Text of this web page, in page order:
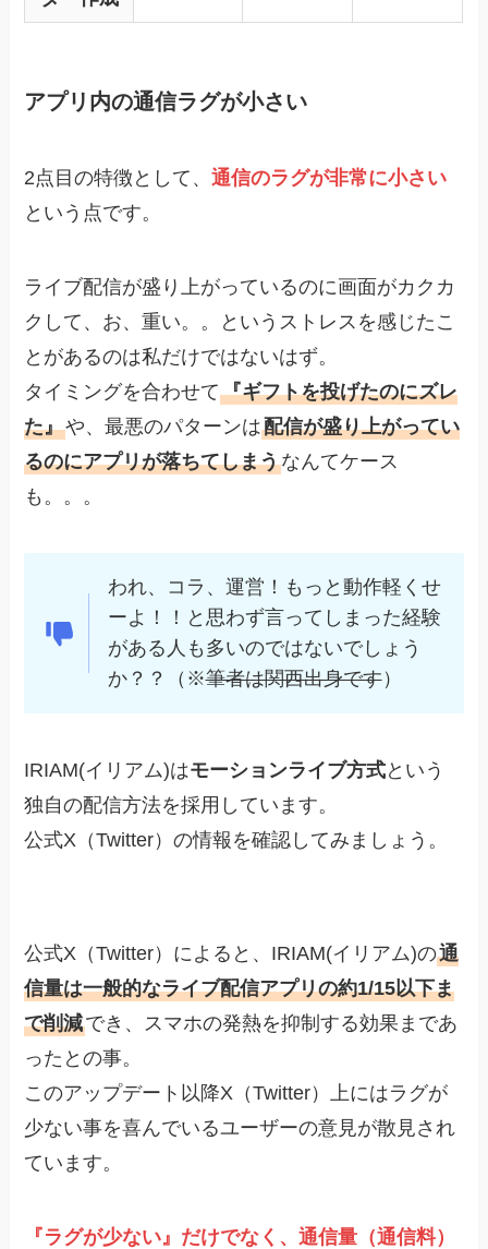
アプリ内の通信ラグが小さい
2点目の特徴として、通信のラグが非常に小さい
という点です。
ライブ配信が盛り上がっているのに画面がカクカ
クして、お、重い。。というストレスを感じたこ
とがあるのは私だけではないはず。
タイミングを合わせて『ギフトを投げたのにズレ
た』や、最悪のパターンは配信が盛り上がってい
るのにアプリが落ちてしまうなんてケース
も。。。
われ、コラ、運営！もっと動作軽くせ
ーよ！！と思わず言ってしまった経験
がある人も多いのではないでしょう
か？？（※筆者は関西出身です）
IRIAM(イリアム)はモーションライブ方式という
独自の配信方法を採用しています。
公式X（Twitter）の情報を確認してみましょう。
公式X（Twitter）によると、IRIAM(イリアム)の通
信量は一般的なライブ配信アプリの約1/15以下ま
で削減でき、スマホの発熱を抑制する効果まであ
ったとの事。
このアップデート以降X（Twitter）上にはラグが
少ない事を喜んでいるユーザーの意見が散見され
ています。
『ラグが少ない』だけでなく、通信量（通信料）